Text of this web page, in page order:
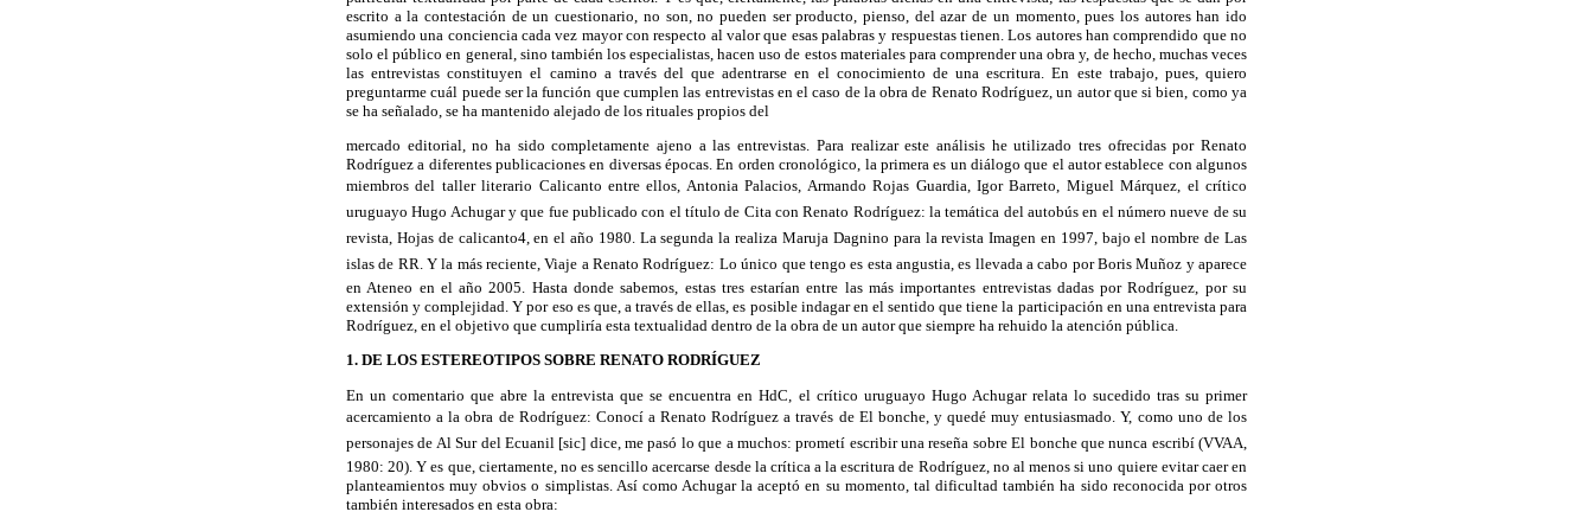
escrito a la contestación de un cuestionario, no son, no pueden ser producto, pienso, del azar de un momento, pues los autores han ido
asumiendo una conciencia cada vez mayor con respecto al valor que esas palabras y respuestas tienen. Los autores han comprendido que no
solo el público en general, sino también los especialistas, hacen uso de estos materiales para comprender una obra y, de hecho, muchas veces
las entrevistas constituyen el camino a través del que adentrarse en el conocimiento de una escritura. En este trabajo, pues, quiero
preguntarme cuál puede ser la función que cumplen las entrevistas en el caso de la obra de Renato Rodríguez, un autor que si bien, como ya
se ha señalado, se ha mantenido alejado de los rituales propios del
mercado editorial, no ha sido completamente ajeno a las entrevistas. Para realizar este análisis he utilizado tres ofrecidas por Renato
Rodríguez a diferentes publicaciones en diversas épocas. En orden cronológico, la primera es un diálogo que el autor establece con algunos
miembros del taller literario Calicanto entre ellos, Antonia Palacios, Armando Rojas Guardia, Igor Barreto, Miguel Márquez, el crítico
uruguayo Hugo Achugar y que fue publicado con el título de Cita con Renato Rodríguez: la temática del autobús en el número nueve de su
revista, Hojas de calicanto4, en el año 1980. La segunda la realiza Maruja Dagnino para la revista Imagen en 1997, bajo el nombre de Las
islas de RR. Y la más reciente, Viaje a Renato Rodríguez: Lo único que tengo es esta angustia, es llevada a cabo por Boris Muñoz y aparece
en Ateneo en el año 2005. Hasta donde sabemos, estas tres estarían entre las más importantes entrevistas dadas por Rodríguez, por su
extensión y complejidad. Y por eso es que, a través de ellas, es posible indagar en el sentido que tiene la participación en una entrevista para
Rodríguez, en el objetivo que cumpliría esta textualidad dentro de la obra de un autor que siempre ha rehuido la atención pública.
1. DE LOS ESTEREOTIPOS SOBRE RENATO RODRÍGUEZ
En un comentario que abre la entrevista que se encuentra en HdC, el crítico uruguayo Hugo Achugar relata lo sucedido tras su primer
acercamiento a la obra de Rodríguez: Conocí a Renato Rodríguez a través de El bonche, y quedé muy entusiasmado. Y, como uno de los
personajes de Al Sur del Ecuanil [sic] dice, me pasó lo que a muchos: prometí escribir una reseña sobre El bonche que nunca escribí (VVAA,
1980: 20). Y es que, ciertamente, no es sencillo acercarse desde la crítica a la escritura de Rodríguez, no al menos si uno quiere evitar caer en
planteamientos muy obvios o simplistas. Así como Achugar la aceptó en su momento, tal dificultad también ha sido reconocida por otros
también interesados en esta obra: